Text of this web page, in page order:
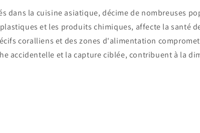
dans la cuisine asiatique, décime de nombreuses
et les produits chimiques, affecte la santé
coralliens et des zones d'alimentation
accidentelle et la capture ciblée, contribuent à la